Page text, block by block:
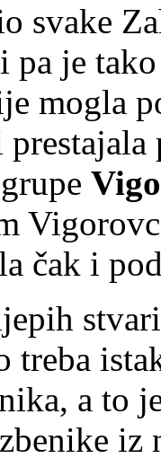
svake
pa je
mogla
čak i
treba
a to